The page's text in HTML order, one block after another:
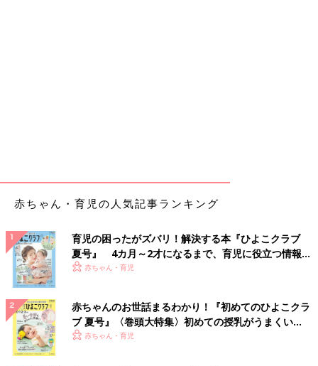
家族の手料理、ありがたいとは思いつつ、自分のやり方と違って
児の父であり、育児エッセイ『アナウンサー西靖の育休日記』が
好評の西靖さんにお話を伺いました。
「言いたいことを伝えるのも、黙っておくのも、どちらも相手へ
っていてもコミュニケーションは始まっています。みなさん相手
のことを思いやっていて、素敵だなぁと思います。
うちは三男が
赤ちゃん・育児の人気記事ランキング
育児の困ったがズバリ！解決する本『ひよこクラブ
夏号』 4カ月～2才になるまで、育児に役立つ情報が
いっぱい！
赤ちゃん・育児
赤ちゃんのお世話まるわかり！『初めてのひよこクラ
ブ 夏号』〈巻頭大特集〉初めての授乳がうまくい
く！ おっぱい・ミルクの基本と夏のトラブル 解決テ
赤ちゃん・育児